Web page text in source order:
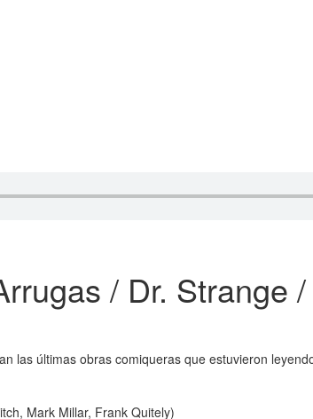
/ Dr. Strange
las últimas obras comiqueras que estuvieron
Mark Millar, Frank Quitely)